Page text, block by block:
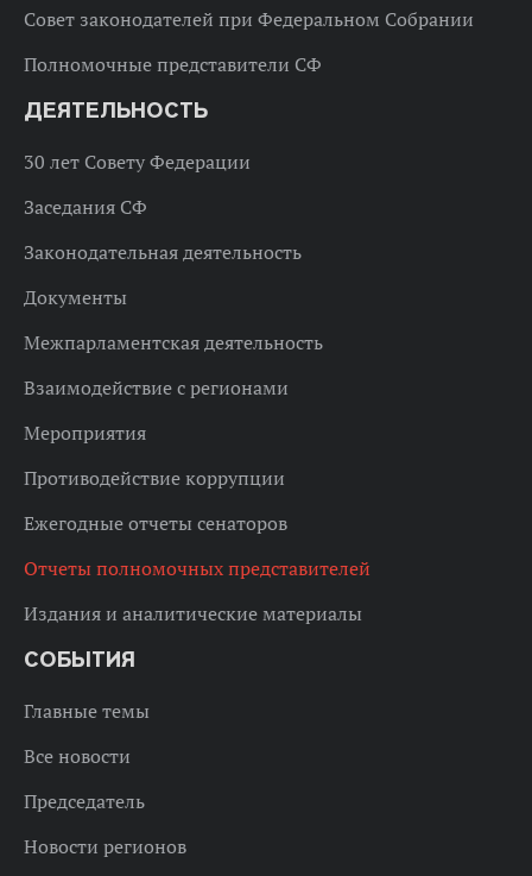
Совет законодателей при Федеральном Собрании
Полномочные представители СФ
ДЕЯТЕЛЬНОСТЬ
30 лет Совету Федерации
Заседания СФ
Законодательная деятельность
Документы
Межпарламентская деятельность
Взаимодействие с регионами
Мероприятия
Противодействие коррупции
Ежегодные отчеты сенаторов
Отчеты полномочных представителей
Издания и аналитические материалы
СОБЫТИЯ
Главные темы
Все новости
Председатель
Новости регионов